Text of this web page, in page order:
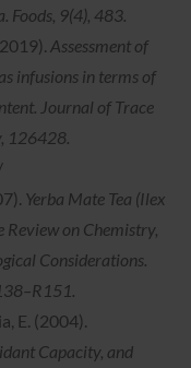
Foods, 9(4), 483.
Assessment of
infusions in terms of
Journal of Trace
126428.
Yerba Mate Tea (Ilex
Review on Chemistry,
Considerations.
E. (2004).
Capacity, and